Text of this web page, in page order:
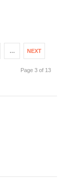
… NEXT
Page 3 of 13